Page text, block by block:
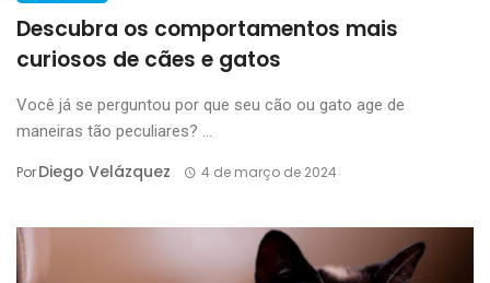
Descubra os comportamentos mais
curiosos de cães e gatos
Você já se perguntou por que seu cão ou gato age de
maneiras tão peculiares? ...
PorDiego Velázquez 4 de março de 2024